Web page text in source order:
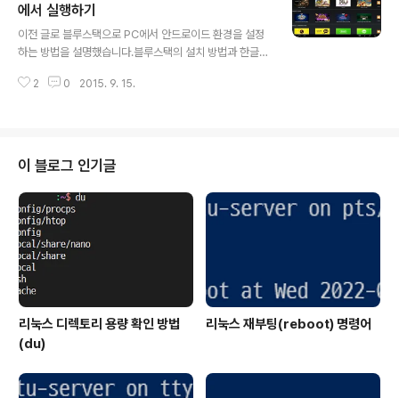
블루스택이 필요합니다.아래의 링크를 통해서 블루스택을
PC에 설치하고 한글 키보드를 설치해야 합니다.2015/0
7/21 - [IT/컴퓨터/Tip&Tech] - 블루스택 설치와 한글
키보드 설치 방법설치가 완료됐으면 검색 버튼을 누르고
도미네이션즈를 입력합니다.도미네이션즈를 입력하면 다
에서 실행하기
이전 글로 블루스택으로 PC에서 안드로이드 환경을 설정
하는 방법을 설명했습니다.블루스택의 설치 방법과 한글
7/21 - [IT/컴퓨터/Tip&Tech] - 블루스택 설치와 한글
APPS의 우측 부분에 이미 존재하기 때문에 바로 눌러도
됩니다.검색을 눌렀으면 클래시 오브 클랜을 입력합니다.
한글 입력이 안될 경우에는 키보드로 Shift + Space를 누
르면 한영 전환이 됩니다.영문 이름을 입력해도 나오게 됩
니다.검색이 됐으면 클래시 오브 클랜 게임 이미지를 클릭
하면 설치를 할 수 있..
2 0 2015. 9. 15.
이 블로그 인기글
리눅스 디렉토리 용량 확인 방법
(du)
리눅스 재부팅(reboot) 명령어